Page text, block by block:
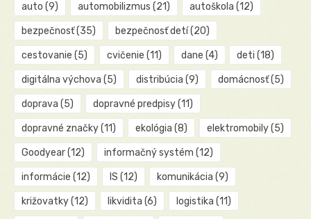
auto (9) automobilizmus (21) autoškola (12)
bezpečnosť(35) bezpečnosť detí(20)
cestovanie (5) cvičenie (11) dane (4) deti (18)
digitálna výchova (5) distribúcia (9) domácnosť(5)
doprava (5) dopravné predpisy(11)
dopravné značky(11) ekológia (8) elektromobily(5)
Goodyear(12) informačný systém (12)
informácie (12) IS (12) komunikácia (9)
križovatky(12) likvidita (6) logistika (11)